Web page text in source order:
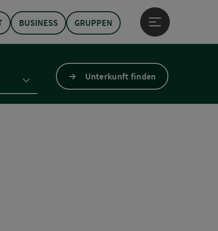
BUSINESS GRUPPEN
Hauptmenü öffnen
Unterkunft finden